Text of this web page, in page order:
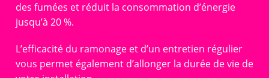
des fumées et réduit la consommation d’énergie
jusqu’à 20 %.
L’efficacité du ramonage et d’un entretien régulier
vous permet également d’allonger la durée de vie de